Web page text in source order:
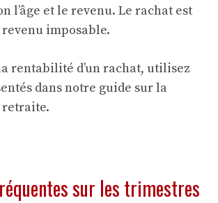
l’âge et le revenu. Le rachat est
imposable.
rentabilité d’un rachat, utilisez
dans notre guide sur la
retraite.
sur les trimestres